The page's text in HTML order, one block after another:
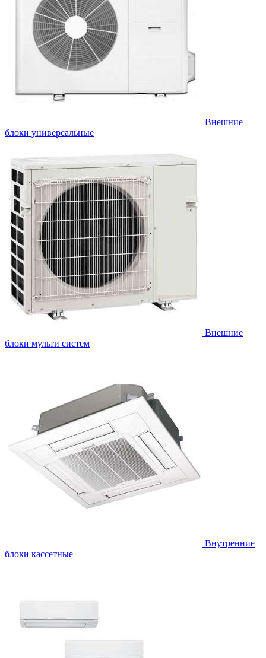
Внешние
блоки универсальные
Внешние
блоки мульти систем
Внутренние
блоки кассетные